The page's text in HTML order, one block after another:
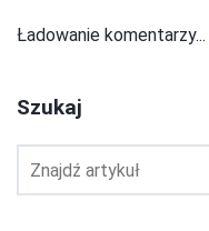
Ładowanie komentarzy...
Szukaj